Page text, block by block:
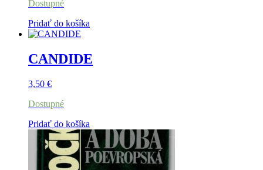
Dostupné
Pridať do košíka
CANDIDE
3,50 €
Dostupné
Pridať do košíka